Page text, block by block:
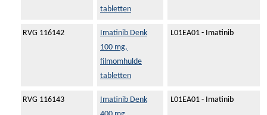
tabletten
RVG 116142
Imatinib Denk
100 mg,
filmomhulde
tabletten
L01EA01 - Imatinib
RVG 116143
Imatinib Denk
L01EA01 - Imatinib